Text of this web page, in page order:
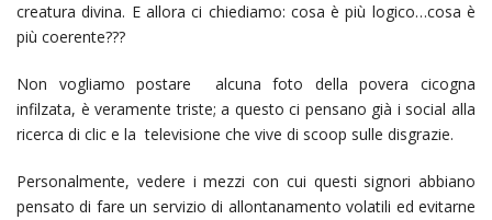
creatura divina. E allora ci chiediamo: cosa è più logico…cosa è
più coerente???
Non vogliamo postare alcuna foto della povera cicogna
infilzata, è veramente triste; a questo ci pensano già i social alla
ricerca di clic e la televisione che vive di scoop sulle disgrazie.
Personalmente, vedere i mezzi con cui questi signori abbiano
pensato di fare un servizio di allontanamento volatili ed evitarne